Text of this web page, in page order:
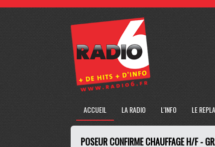
ACCUEIL LA RADIO L'INFO LE
POSEUR CONFIRME CHAUFFAGE H/F -